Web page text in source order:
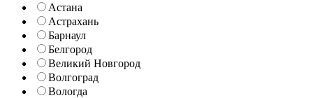
Астана
Астрахань
Барнаул
Белгород
Великий Новгород
Волгоград
Вологда